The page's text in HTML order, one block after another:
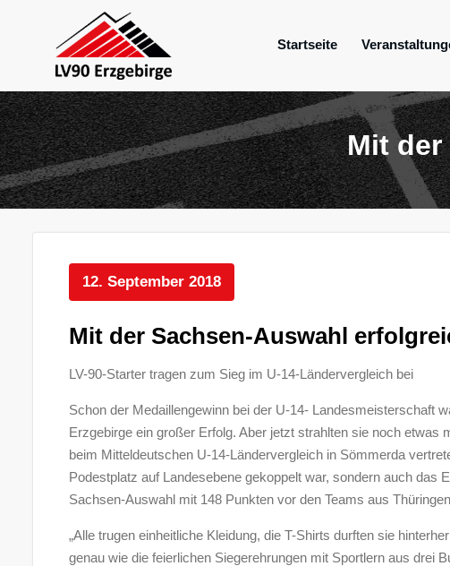
springen
Startseite
Mit
12. September 2018
Mit der Sachsen-Auswahl
LV-90-Starter tragen zum Sieg im U-14-Ländervergleich bei
Schon der Medaillengewinn bei der U-14- Landesmeisterschaft
Erzgebirge ein großer Erfolg. Aber jetzt strahlten sie noch etwas
beim Mitteldeutschen U-14-Ländervergleich in Sömmerda
Podestplatz auf Landesebene gekoppelt war, sondern auch das
Sachsen-Auswahl mit 148 Punkten vor den Teams aus
„Alle trugen einheitliche Kleidung, die T-Shirts durften sie
genau wie die feierlichen Siegerehrungen mit Sportlern aus drei